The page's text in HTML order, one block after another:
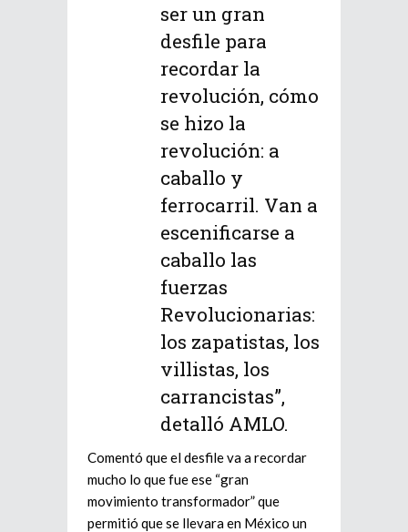
ser un gran
desfile para
recordar la
revolución, cómo
se hizo la
revolución: a
caballo y
ferrocarril. Van a
escenificarse a
caballo las
fuerzas
Revolucionarias:
los zapatistas, los
villistas, los
carrancistas”,
detalló AMLO.
Comentó que el desfile va a recordar
mucho lo que fue ese “gran
movimiento transformador” que
permitió que se llevara en México un